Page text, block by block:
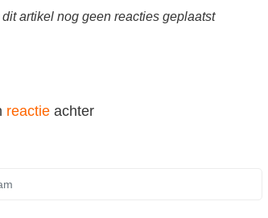
artikel nog geen reacties geplaatst
reactie achter